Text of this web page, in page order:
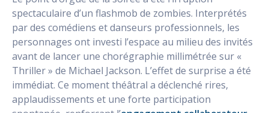
spectaculaire d’un flashmob de zombies. Interprétés
par des comédiens et danseurs professionnels, les
personnages ont investi l’espace au milieu des invités
avant de lancer une chorégraphie millimétrée sur «
Thriller » de Michael Jackson. L’effet de surprise a été
immédiat. Ce moment théâtral a déclenché rires,
applaudissements et une forte participation